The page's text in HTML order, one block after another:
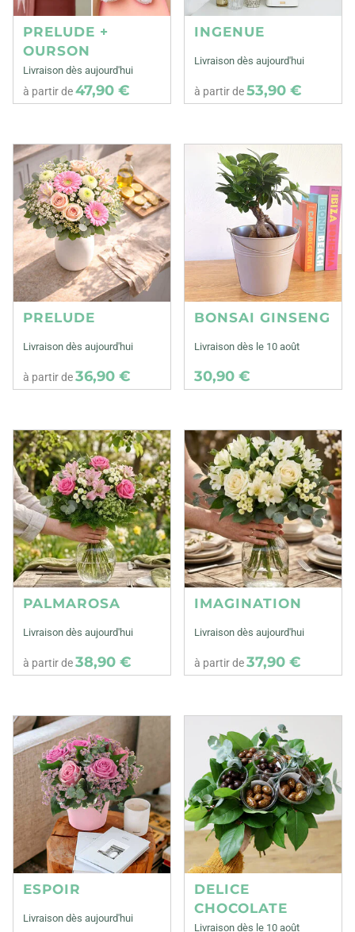
PRELUDE +
OURSON
Livraison dès aujourd'hui
à partir de47,90 €
INGENUE
Livraison dès aujourd'hui
à partir de53,90 €
PRELUDE
Livraison dès aujourd'hui
à partir de36,90 €
BONSAI GINSENG
Livraison dès le 10 août
30,90 €
PALMAROSA
Livraison dès aujourd'hui
à partir de38,90 €
IMAGINATION
Livraison dès aujourd'hui
à partir de37,90 €
ESPOIR
Livraison dès aujourd'hui
DELICE
CHOCOLATE
Livraison dès le 10 août